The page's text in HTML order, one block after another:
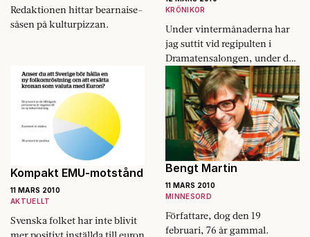
Redaktionen hittar bearnaise­
såsen på kulturpizzan.
KRÖNIKOR
Under vintermånaderna har
jag suttit vid regipulten i
Dramatensalongen, under den
kungliga logen som blickat
tom högt uppe på min vänstra
sida. – Brukar dom sitta…
Kompakt EMU-motstånd
11 MARS 2010
AKTUELLT
Svenska folket har inte blivit
Bengt Martin
11 MARS 2010
MINNESORD
Författare, dog den 19
februari, 76 år gammal.